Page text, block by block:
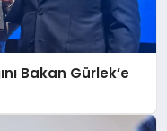
Bakan Gürlek’e